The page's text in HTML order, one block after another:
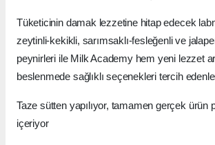
Tüketicinin damak lezzetine hitap edecek
zeytinli-kekikli, sarımsaklı-fesleğenli ve
peynirleri ile Milk Academy hem yeni lezzet
beslenmede sağlıklı seçenekleri tercih
Taze sütten yapılıyor, tamamen gerçek ürün
içeriyor